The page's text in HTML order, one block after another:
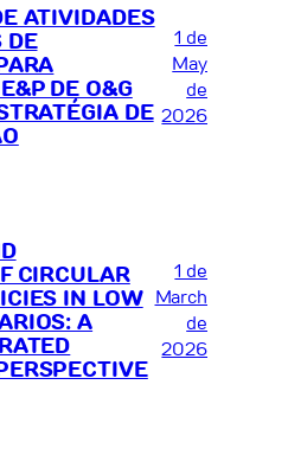
ATIVIDADES
DE
DE O&G
DE
1 de
May
de
2026
CIRCULAR
IN LOW
A
1 de
March
de
2026